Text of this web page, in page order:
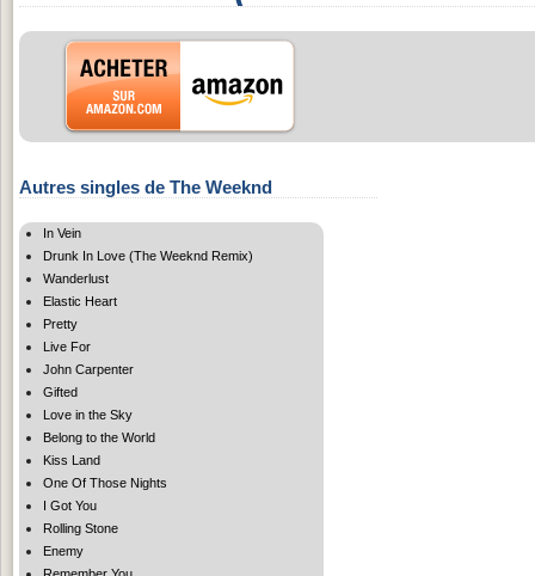
Autres singles de The Weeknd
In Vein
Drunk In Love (The Weeknd Remix)
Wanderlust
Elastic Heart
Pretty
Live For
John Carpenter
Gifted
Love in the Sky
Belong to the World
Kiss Land
One Of Those Nights
I Got You
Rolling Stone
Enemy